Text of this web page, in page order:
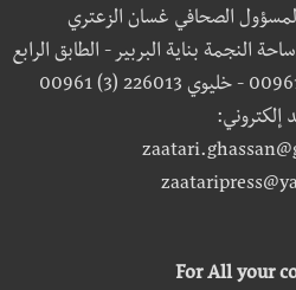
الصحافي غسان الزعتري
النجمة بناية البربير - الطابق الرابع
إلكتروني:
For All your